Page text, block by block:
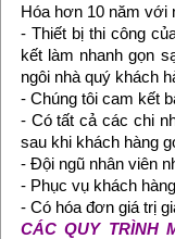
Hóa hơn 10 năm với
- Thiết bị thi công
kết làm nhanh gọn
ngôi nhà quý khách
- Chúng tôi cam kết
- Có tất cả các chi
sau khi khách hàng
- Đội ngũ nhân viên
- Phục vụ khách
- Có hóa đơn giá trị
CÁC QUY TRÌNH